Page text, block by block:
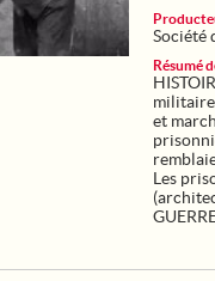
Société
Résumé
et
Les